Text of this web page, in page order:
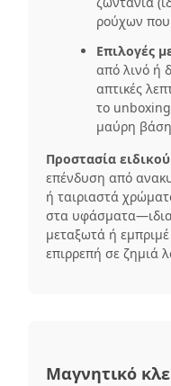
ρούχων που
Επιλογές
από λινό ή
απτικές
το
μαύρη
Προστασία
επένδυση από
ή ταιριαστά
στα
μεταξωτά ή
επιρρεπή σε ζημιά
Μαγνητικό